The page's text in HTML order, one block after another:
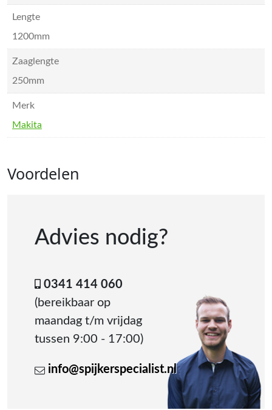
Lengte
1200mm
Zaaglengte
250mm
Merk
Makita
Voordelen
Advies nodig?
0341 414 060
(bereikbaar op
maandag t/m vrijdag
tussen 9:00 - 17:00)
info@spijkerspecialist.nl